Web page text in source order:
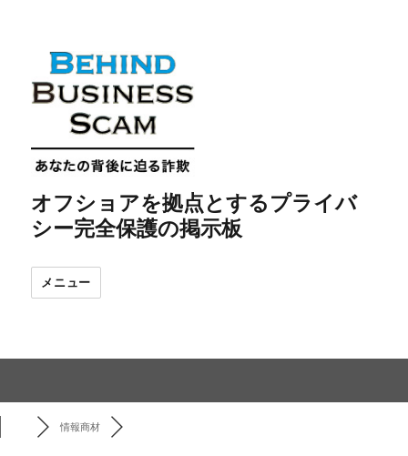
オフショアを拠点とするプライバ
シー完全保護の掲示板
メニュー
情報商材